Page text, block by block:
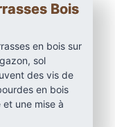
Bois
en bois sur
sol
des vis de
en bois
une mise à